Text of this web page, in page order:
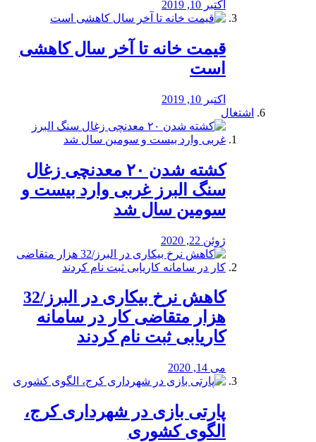
اکتبر 10, 2019
قیمت خانه تا آخر سال کاهشی
است
اکتبر 10, 2019
اشتغال
کشته شدن ۲۰ معدنچی زغال
سنگ البرز غربی وارد بیست و
سومین سال شد
ژوئن 22, 2020
کاهش نرخ بیکاری در البرز/32
هزار متقاضی کار در سامانه
کاریابی ثبت نام کردند
می 14, 2020
پارتی بازی در شهرداری کرج،
الگوی کشوری